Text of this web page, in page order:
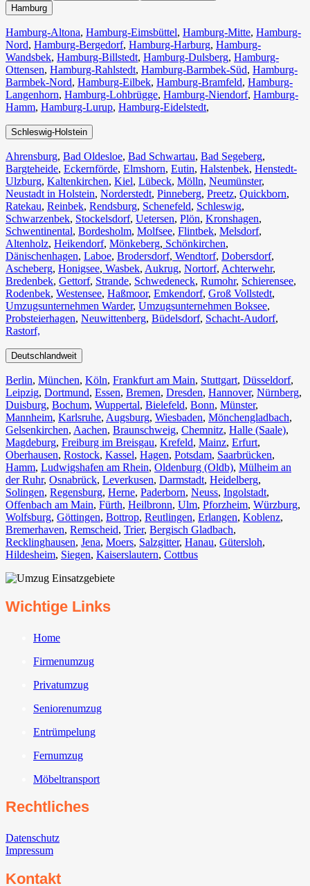
Hamburg
Hamburg-Altona, Hamburg-Eimsbüttel, Hamburg-Mitte, Hamburg-
Nord, Hamburg-Bergedorf, Hamburg-Harburg, Hamburg-
Wandsbek, Hamburg-Billstedt, Hamburg-Dulsberg, Hamburg-
Ottensen, Hamburg-Rahlstedt, Hamburg-Barmbek-Süd, Hamburg-
Barmbek-Nord, Hamburg-Eilbek, Hamburg-Bramfeld, Hamburg-
Langenhorn, Hamburg-Lohbrügge, Hamburg-Niendorf, Hamburg-
Hamm, Hamburg-Lurup, Hamburg-Eidelstedt,
Schleswig-Holstein
Ahrensburg, Bad Oldesloe, Bad Schwartau, Bad Segeberg,
Bargteheide, Eckernförde, Elmshorn, Eutin, Halstenbek, Henstedt-
Ulzburg, Kaltenkirchen, Kiel, Lübeck, Mölln, Neumünster,
Neustadt in Holstein, Norderstedt, Pinneberg, Preetz, Quickborn,
Ratekau, Reinbek, Rendsburg, Schenefeld, Schleswig,
Schwarzenbek, Stockelsdorf, Uetersen, Plön, Kronshagen,
Schwentinental, Bordesholm, Molfsee, Flintbek, Melsdorf,
Altenholz, Heikendorf, Mönkeberg, Schönkirchen,
Dänischenhagen, Laboe, Brodersdorf, Wendtorf, Dobersdorf,
Ascheberg, Honigsee, Wasbek, Aukrug, Nortorf, Achterwehr,
Bredenbek, Gettorf, Strande, Schwedeneck, Rumohr, Schierensee,
Rodenbek, Westensee, Haßmoor, Emkendorf, Groß Vollstedt,
Umzugsunternehmen Warder, Umzugsunternehmen Boksee,
Probsteierhagen, Neuwittenberg, Büdelsdorf, Schacht-Audorf,
Rastorf,
Deutschlandweit
Berlin⁠, München, Köln⁠, Frankfurt am Main, Stuttgart, Düsseldorf,
Leipzig, Dortmund, Essen, Bremen, Dresden, Hannover, Nürnberg,
Duisburg⁠, Bochum, Wuppertal⁠, Bielefeld⁠, Bonn⁠, Münster⁠,
Mannheim, Karlsruhe, Augsburg, Wiesbaden⁠, Mönchengladbach⁠,
Gelsenkirchen⁠, Aachen⁠, Braunschweig, Chemnitz⁠, Halle (Saale)⁠,
Magdeburg, Freiburg im Breisgau⁠, Krefeld⁠, Mainz⁠, Erfurt,
Oberhausen⁠, Rostock⁠, Kassel⁠, Hagen, Potsdam, Saarbrücken⁠,
Hamm, Ludwigshafen am Rhein⁠, Oldenburg (Oldb), Mülheim an
der Ruhr, Osnabrück⁠, Leverkusen, Darmstadt⁠, Heidelberg,
Solingen, Regensburg, Herne⁠, Paderborn, Neuss, Ingolstadt,
Offenbach am Main, Fürth⁠, Heilbronn, Ulm⁠, Pforzheim, Würzburg,
Wolfsburg⁠, Göttingen, Bottrop, Reutlingen, Erlangen⁠, Koblenz,
Bremerhaven⁠, Remscheid, Trier⁠, Bergisch Gladbach,
Recklinghausen, Jena⁠, Moers⁠, Salzgitter⁠, Hanau, Gütersloh,
Hildesheim⁠, Siegen⁠, Kaiserslautern⁠, Cottbus⁠
Wichtige Links
Home
Firmenumzug
Privatumzug
Seniorenumzug
Entrümpelung
Fernumzug
Möbeltransport
Rechtliches
Datenschutz
Impressum
Kontakt